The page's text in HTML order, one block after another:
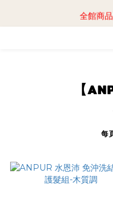
📢加入商城會
全館商
📢加入商城會
【
每